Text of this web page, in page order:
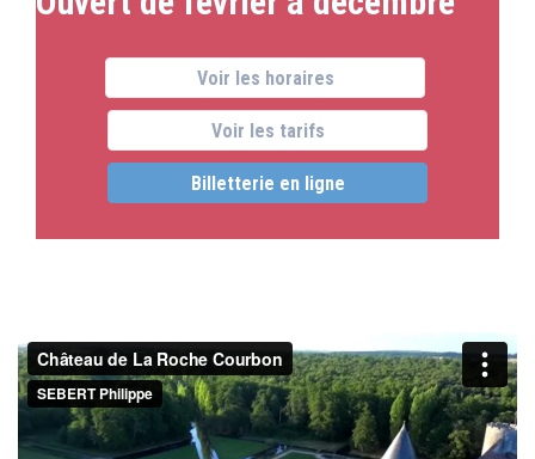
Voir les horaires
Voir les tarifs
Billetterie en ligne